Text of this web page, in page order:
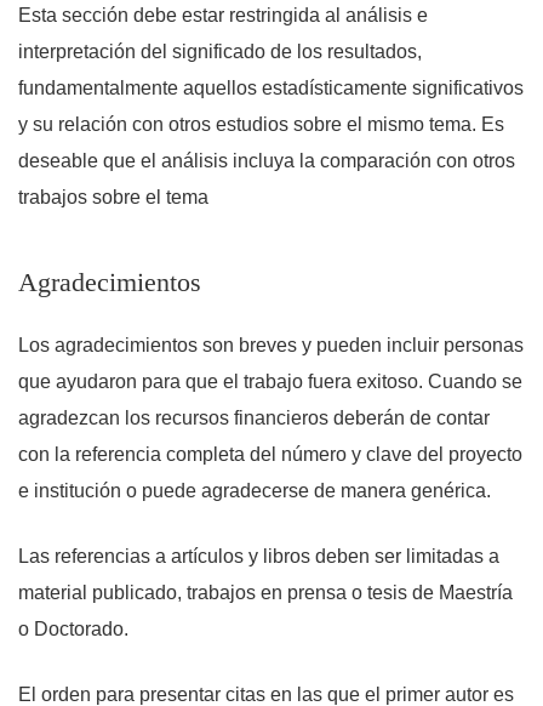
Esta sección debe estar restringida al análisis e
interpretación del significado de los resultados,
fundamentalmente aquellos estadísticamente significativos
y su relación con otros estudios sobre el mismo tema. Es
deseable que el análisis incluya la comparación con otros
trabajos sobre el tema
Agradecimientos
Los agradecimientos son breves y pueden incluir personas
que ayudaron para que el trabajo fuera exitoso. Cuando se
agradezcan los recursos financieros deberán de contar
con la referencia completa del número y clave del proyecto
e institución o puede agradecerse de manera genérica.
Las referencias a artículos y libros deben ser limitadas a
material publicado, trabajos en prensa o tesis de Maestría
o Doctorado.
El orden para presentar citas en las que el primer autor es